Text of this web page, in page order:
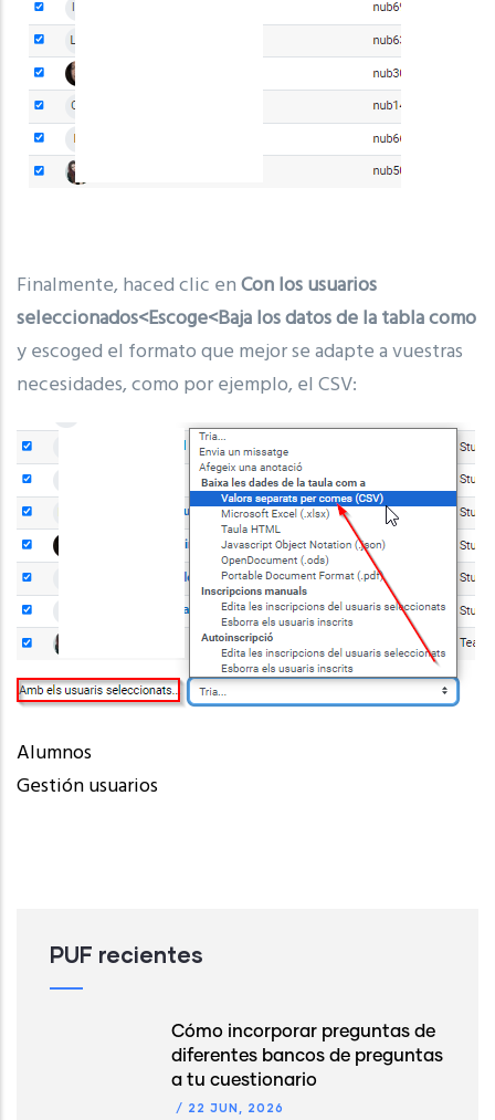
Finalmente, haced clic enCon los usuarios
seleccionados<Escoge<Baja los datos de la tabla como
y escoged el formato que mejor se adapte a vuestras
necesidades, como por ejemplo, el CSV:
Alumnos
Gestión usuarios
PUF recientes
Cómo incorporar preguntas de
diferentes bancos de preguntas
a tu cuestionario
/ 22 JUN, 2026